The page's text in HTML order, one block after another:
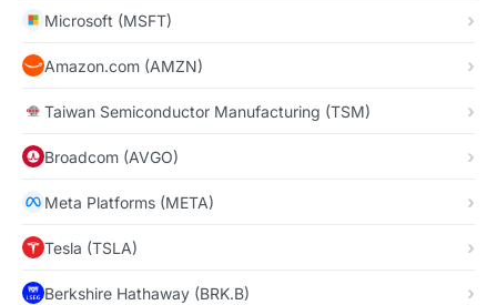
Microsoft (MSFT)
Amazon.com (AMZN)
Taiwan Semiconductor Manufacturing (TSM)
Broadcom (AVGO)
Meta Platforms (META)
Tesla (TSLA)
Berkshire Hathaway (BRK.B)